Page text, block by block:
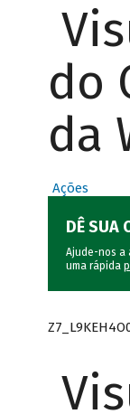
do
da
Ações
DÊ SUA
Ajude-nos a
uma rápida